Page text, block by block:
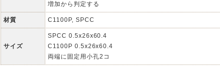
増加から判定する
材質 C1100P, SPCC
サイズ
SPCC 0.5x26x60.4
C1100P 0.5x26x60.4
両端に固定用小孔2コ